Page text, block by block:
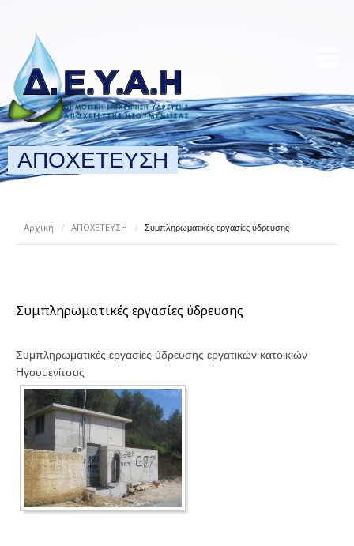
ΑΠΟΧΕΤΕΥΣΗ
Αρχική / ΑΠΟΧΕΤΕΥΣΗ / Συμπληρωματικές εργασίες ύδρευσης
Συμπληρωματικές εργασίες ύδρευσης
Συμπληρωματικές εργασίες ύδρευσης εργατικών κατοικιών
Ηγουμενίτσας